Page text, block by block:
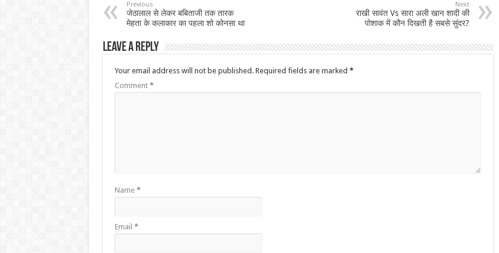
Previous
जेठालाल से लेकर बबिताजी तक तारक
मेहता के कलाकार का पहला शो कोनसा था
Next
राखी सावंत Vs सारा अली खान शादी की
पोशाक में कौन दिखती है सबसे सुंदर?
Leave a Reply
Your email address will not be published. Required fields are marked *
Comment *
Name *
Email *